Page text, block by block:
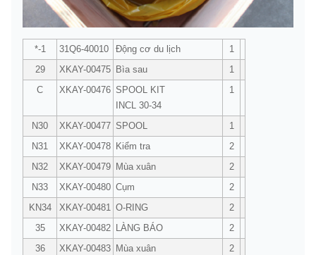
*-1 31Q6-40010 Động cơ du lịch
1
29
XKAY-00475 Bìa sau
1
C
XKAY-00476 SPOOL KIT
INCL 30-34
1
N30 XKAY-00477 SPOOL
1
N31
XKAY-00478 Kiểm tra
2
N32
XKAY-00479 Mùa xuân
2
N33
XKAY-00480 Cụm
2
KN34
XKAY-00481 O-RING
2
35
XKAY-00482 LÀNG BÁO
2
36
XKAY-00483 Mùa xuân
2